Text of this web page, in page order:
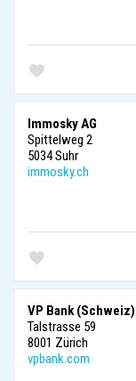
Immosky AG
Spittelweg 2
5034 Suhr
immosky.ch
VP Bank (Schweiz)
Talstrasse 59
8001 Zürich
vpbank.com